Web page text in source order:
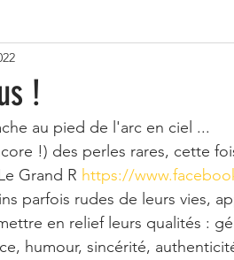
!
au pied de l'arc en ciel ...
!) des perles rares, cette
Grand R https://
parfois rudes de leurs vies,
en relief leurs qualités :
humour, sincérité,